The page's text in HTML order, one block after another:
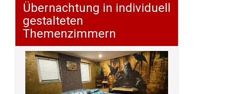
Übernachtung in individuell
gestalteten
Themenzimmern